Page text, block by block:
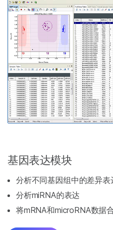
基因表达模块
分析不同基因组中的差异表
分析miRNA的表达
将mRNA和microRNA数据